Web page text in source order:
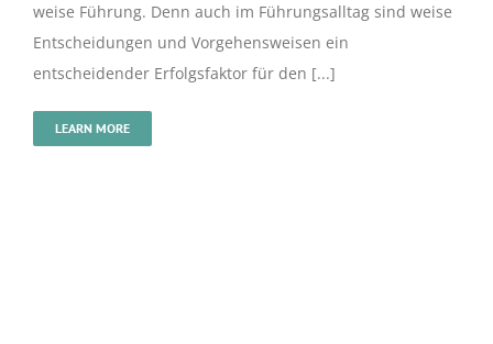
weise Führung. Denn auch im Führungsalltag sind weise
Entscheidungen und Vorgehensweisen ein
entscheidender Erfolgsfaktor für den [...]
LEARN MORE